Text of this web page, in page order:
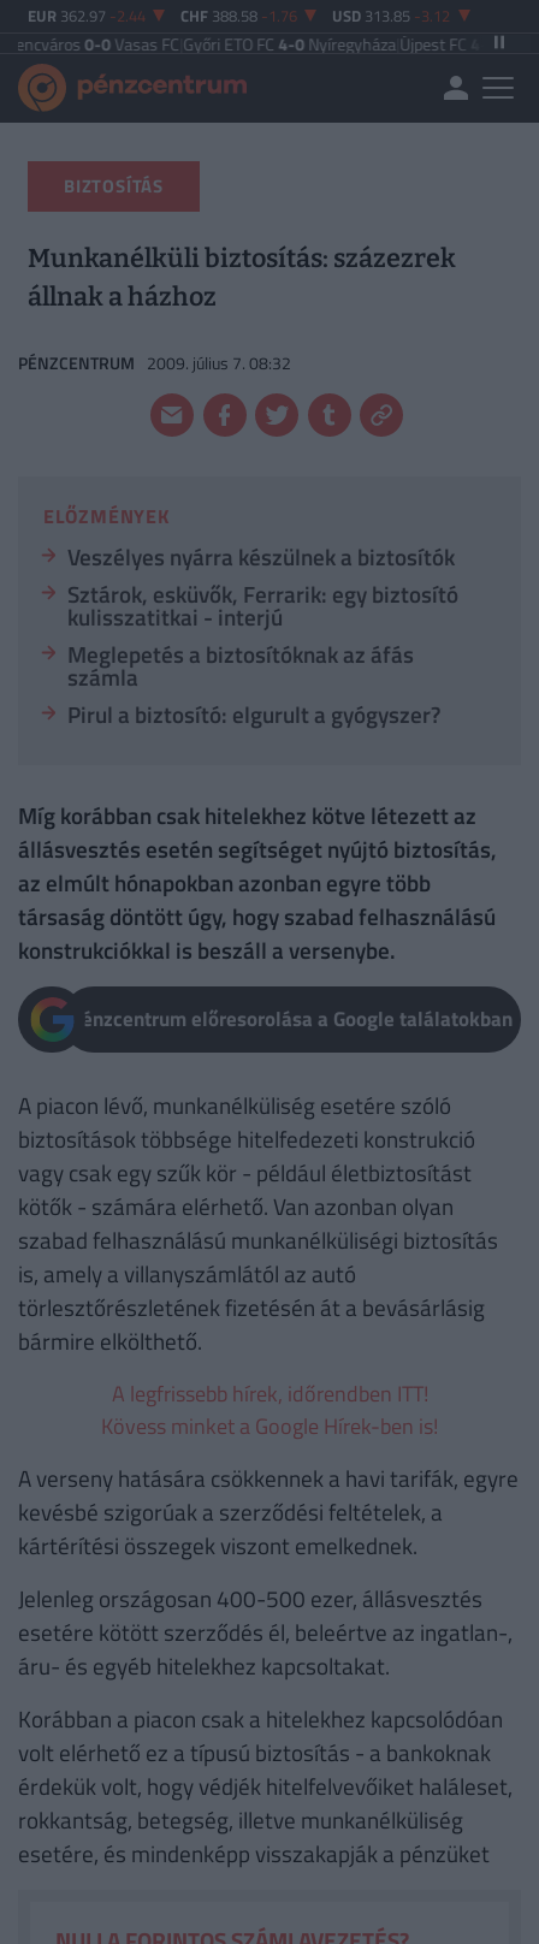
EUR 362.97 -2.44 CHF 388.58 -1.76 USD 313.85 -3.12
0Vasas FC|Győri ETO FC4-0Nyíregyháza|Újpest FC4-2Debreceni VSC
BIZTOSÍTÁS
Munkanélküli biztosítás: százezrek
állnak a házhoz
PÉNZCENTRUM 2009. július 7. 08:32
ELŐZMÉNYEK
Veszélyes nyárra készülnek a biztosítók
Sztárok, esküvők, Ferrarik: egy biztosító
kulisszatitkai - interjú
Meglepetés a biztosítóknak az áfás
számla
Pirul a biztosító: elgurult a gyógyszer?
Míg korábban csak hitelekhez kötve létezett az
állásvesztés esetén segítséget nyújtó biztosítás,
az elmúlt hónapokban azonban egyre több
társaság döntött úgy, hogy szabad felhasználású
konstrukciókkal is beszáll a versenybe.
Pénzcentrum előresorolása a Google találatokban
A piacon lévő, munkanélküliség esetére szóló
biztosítások többsége hitelfedezeti konstrukció
vagy csak egy szűk kör - például életbiztosítást
kötők - számára elérhető. Van azonban olyan
szabad felhasználású munkanélküliségi biztosítás
is, amely a villanyszámlától az autó
törlesztőrészletének fizetésén át a bevásárlásig
bármire elkölthető.
A legfrissebb hírek, időrendben ITT!
Kövess minket a Google Hírek-ben is!
A verseny hatására csökkennek a havi tarifák, egyre
kevésbé szigorúak a szerződési feltételek, a
kártérítési összegek viszont emelkednek.
Jelenleg országosan 400-500 ezer, állásvesztés
esetére kötött szerződés él, beleértve az ingatlan-,
áru- és egyéb hitelekhez kapcsoltakat.
Korábban a piacon csak a hitelekhez kapcsolódóan
volt elérhető ez a típusú biztosítás - a bankoknak
érdekük volt, hogy védjék hitelfelvevőiket haláleset,
rokkantság, betegség, illetve munkanélküliség
esetére, és mindenképp visszakapják a pénzüket